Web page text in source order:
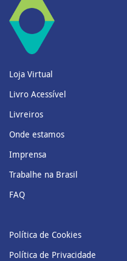
Loja Virtual
Livro Acessível
Livreiros
Onde estamos
Imprensa
Trabalhe na Brasil
FAQ
Política de Cookies
Política de Privacidade